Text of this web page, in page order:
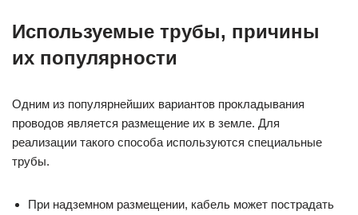
Используемые трубы, причины
их популярности
Одним из популярнейших вариантов прокладывания
проводов является размещение их в земле. Для
реализации такого способа используются специальные
трубы.
При надземном размещении, кабель может пострадать